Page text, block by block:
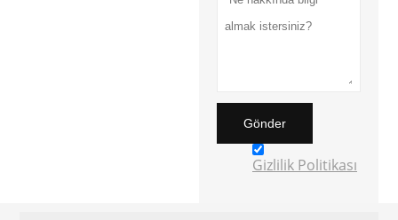
Gönder
Gizlilik Politikası